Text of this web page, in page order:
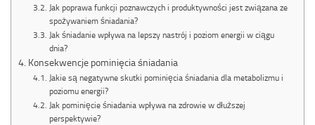
Jak poprawa funkcji poznawczych i produktywności jest związana ze
spożywaniem śniadania?
Jak śniadanie wpływa na lepszy nastrój i poziom energii w ciągu
dnia?
Konsekwencje pominięcia śniadania
Jakie są negatywne skutki pominięcia śniadania dla metabolizmu i
poziomu energii?
Jak pominięcie śniadania wpływa na zdrowie w dłuższej
perspektywie?